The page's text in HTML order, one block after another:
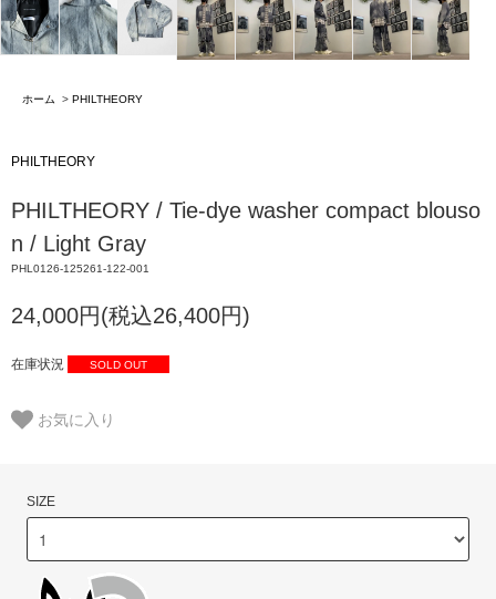
ホーム > PHILTHEORY
PHILTHEORY
PHILTHEORY / Tie-dye washer compact blouso
n / Light Gray
PHL0126-125261-122-001
24,000円(税込26,400円)
在庫状況 SOLD OUT
お気に入り
SIZE